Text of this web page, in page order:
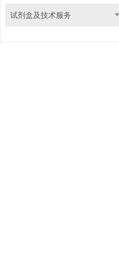
试剂盒及技术服务